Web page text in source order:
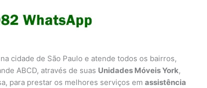
cidade de São Paulo e atende todos os bairros,
ABCD, através de suas Unidades Móveis York,
para prestar os melhores serviços em assistência